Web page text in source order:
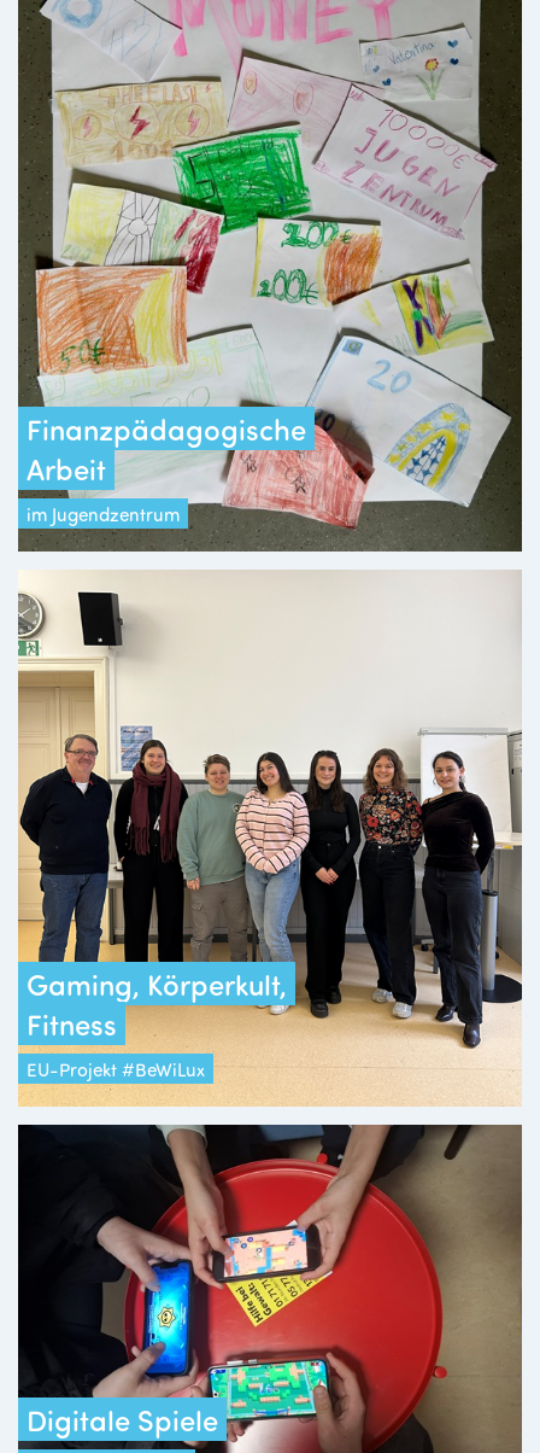
Finanzpädagogische
Arbeit
im Jugendzentrum
Gaming, Körperkult,
Fitness
EU-Projekt #BeWiLux
Digitale Spiele